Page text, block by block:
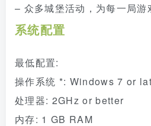
– 众多城堡活动，为每一局游
系统配置
最低配置:
操作系统 *: Windows 7 or
处理器: 2GHz or better
内存: 1 GB RAM